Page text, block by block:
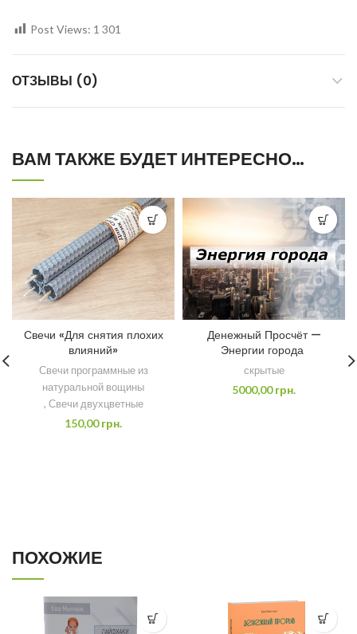
Post Views: 1 301
ОТЗЫВЫ (0)
ВАМ ТАКЖЕ БУДЕТ ИНТЕРЕСНО…
Свечи «Для снятия плохих
влияний»
Свечи программные из
натуральной вощины
, Свечи двухцветные
150,00грн.
Денежный Просчёт —
Энергии города
скрытые
5000,00грн.
ПОХОЖИЕ